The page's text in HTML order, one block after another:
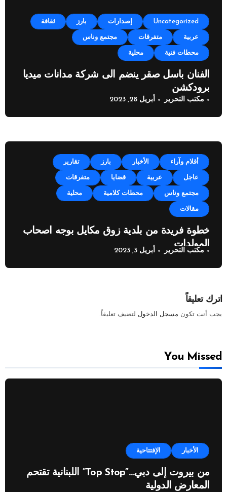
Uncategorized إصدارات بارز ثقافة
عربية متفرقات مجتمع وناس
محطات فنية محلية
الفنان باسل صقر ينضم الى شركة مدانات ميديا
برودكشن
مكتب التحرير أبريل 28, 2023
أقلام وآراء الأخبار بارز تقارير
عاجل عربية قضايا متفرقات
مجتمع وناس محطات كلامية محلية
مقالات
خطوة فريدة من بلدية زوق مكايل بوجه اصحاب
المولدات
مكتب التحرير أبريل 3, 2023
اترك تعليقاً
يجب أنت تكون مسجل الدخول لتضيف تعليقاً.
You Missed
الأخبار الإفتتاحية
من بيروت إلى دبي…”Top Stop” اللبنانية تقتحم
المعارض الدولية